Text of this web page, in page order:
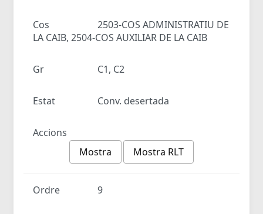
Cos
2503-COS ADMINISTRATIU DE
LA CAIB, 2504-COS AUXILIAR DE LA CAIB
Gr C1, C2
Estat Conv. desertada
Accions
Mostra
Mostra RLT
Ordre 9